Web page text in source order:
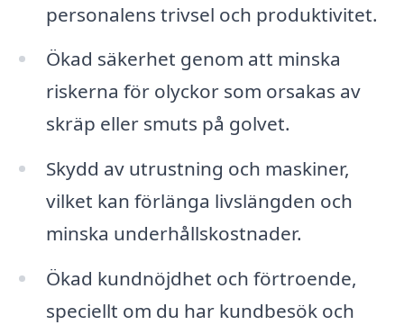
personalens trivsel och produktivitet.
Ökad säkerhet genom att minska
riskerna för olyckor som orsakas av
skräp eller smuts på golvet.
Skydd av utrustning och maskiner,
vilket kan förlänga livslängden och
minska underhållskostnader.
Ökad kundnöjdhet och förtroende,
speciellt om du har kundbesök och